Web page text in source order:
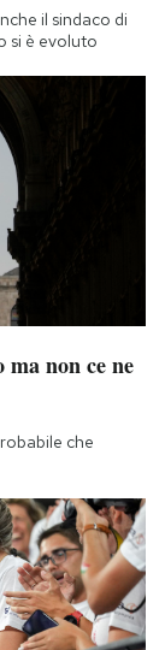
il sindaco di
si è evoluto
non ce ne
che